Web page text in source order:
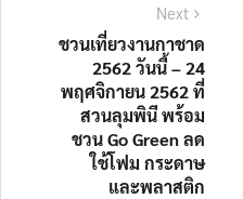
Next
ชวนเที่ยวงานกาชาด
2562 วันนี้ – 24
พฤศจิกายน 2562 ที่
สวนลุมพินี พร้อม
ชวน Go Green ลด
ใช้โฟม กระดาษ
และพลาสติก